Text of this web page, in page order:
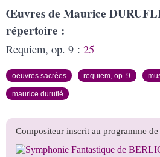
Œuvres de Maurice
répertoire
Requiem, op. 9 : 25
oeuvres sacrées requiem, op. 9
maurice duruflé